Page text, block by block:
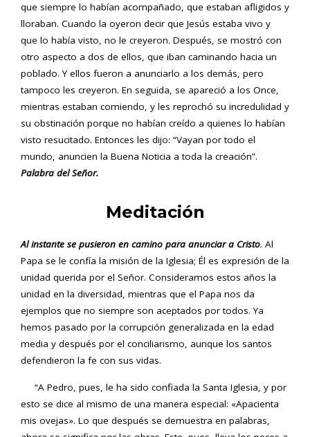
que siempre lo habían acompañado, que estaban afligidos y
lloraban. Cuando la oyeron decir que Jesús estaba vivo y
que lo había visto, no le creyeron. Después, se mostró con
otro aspecto a dos de ellos, que iban caminando hacia un
poblado. Y ellos fueron a anunciarlo a los demás, pero
tampoco les creyeron. En seguida, se apareció a los Once,
mientras estaban comiendo, y les reprochó su incredulidad y
su obstinación porque no habían creído a quienes lo habían
visto resucitado. Entonces les dijo: “Vayan por todo el
mundo, anuncien la Buena Noticia a toda la creación”.
Palabra del Señor.
Meditación
Al instante se pusieron en camino para anunciar a Cristo. Al
Papa se le confía la misión de la Iglesia; Él es expresión de la
unidad querida por el Señor. Consideramos estos años la
unidad en la diversidad, mientras que el Papa nos da
ejemplos que no siempre son aceptados por todos. Ya
hemos pasado por la corrupción generalizada en la edad
media y después por el conciliarismo, aunque los santos
defendieron la fe con sus vidas.
“A Pedro, pues, le ha sido confiada la Santa Iglesia, y por
esto se dice al mismo de una manera especial: «Apacienta
mis ovejas». Lo que después se demuestra en palabras,